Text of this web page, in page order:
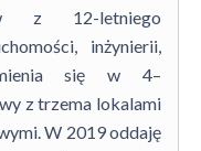
z 12-letniego
inżynierii,
się w 4–
z trzema lokalami
W 2019 oddaję